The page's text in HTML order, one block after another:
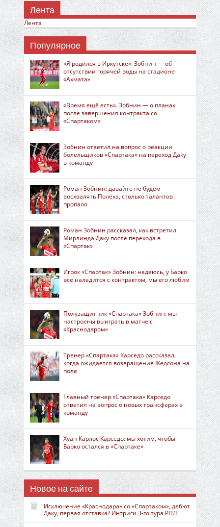
Лента
Лента
Популярное
«Я родился в Иркутске». Зобнин — об
отсутствии горячей воды на стадионе
«Ахмата»
«Время ещё есть». Зобнин — о планах
после завершения контракта со
«Спартаком»
Зобнин ответил на вопрос о реакции
болельщиков «Спартака» на переход Даку
в команду
Роман Зобнин: давайте не будем
восхвалять Полеха, столько талантов
пропало
Роман Зобнин рассказал, как встретил
Мирлинда Даку после перехода в
«Спартак»
Игрок «Спартак» Зобнин: надеюсь, у Барко
всё наладится с контрактом, мы его любим
Полузащитник «Спартака» Зобнин: мы
настроены выиграть в матче с
«Краснодаром»
Тренер «Спартака» Карседо рассказал,
когда ожидается возвращение Жедсона на
поле
Главный тренер «Спартака» Карседо
ответил на вопрос о новых трансферах в
команду
Хуан Карлос Карседо: мы хотим, чтобы
Барко остался в «Спартаке»
Новое на сайте
Исключение «Краснодара» со «Спартаком», дебют
Даку, первая отставка? Интриги 3-го тура РПЛ